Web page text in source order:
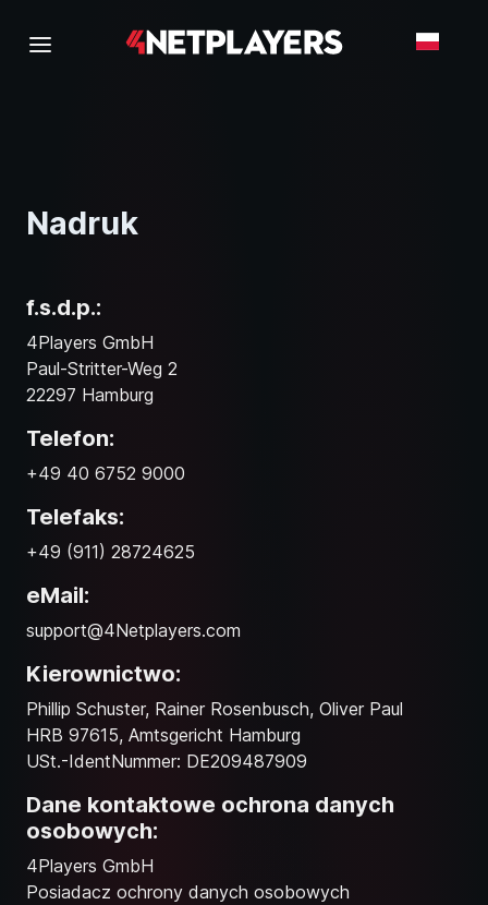
Nadruk
f.s.d.p.:
4Players GmbH
Paul-Stritter-Weg 2
22297 Hamburg
Telefon:
+49 40 6752 9000
Telefaks:
+49 (911) 28724625
eMail:
support@4Netplayers.com
Kierownictwo:
Phillip Schuster, Rainer Rosenbusch, Oliver Paul
HRB 97615, Amtsgericht Hamburg
USt.-IdentNummer: DE209487909
Dane kontaktowe ochrona danych
osobowych:
4Players GmbH
Posiadacz ochrony danych osobowych